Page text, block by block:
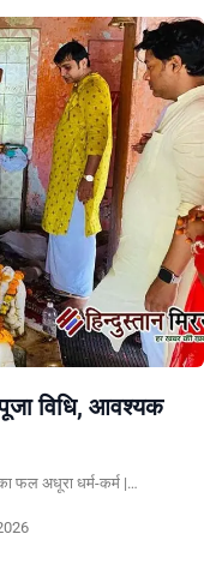
विधि, आवश्यक
फल अधूरा धर्म-कर्म |…